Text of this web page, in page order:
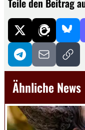
Teile den Beitrag
Ähnliche News